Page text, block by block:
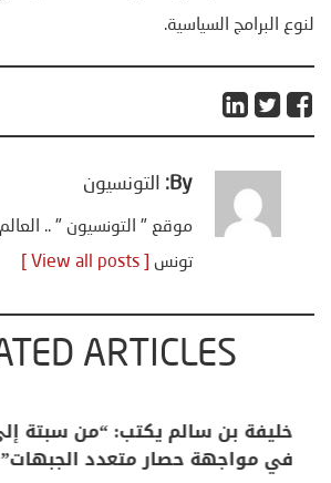
لنوع البرامج السياسية.
By: التونسيون
موقع " التونسيون " ..
تونس
ARTICLES
منذر بالضيافي يكتب حول: التغيرات
من ظاهرة طبيعية .. تحول اجتماعي